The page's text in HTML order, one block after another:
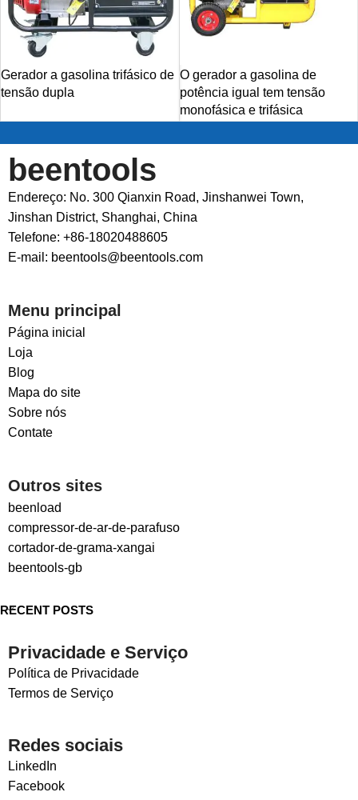
Gerador a gasolina trifásico de
tensão dupla
O gerador a gasolina de
potência igual tem tensão
monofásica e trifásica
beentools
Endereço: No. 300 Qianxin Road, Jinshanwei Town,
Jinshan District, Shanghai, China
Telefone: +86-18020488605
E-mail: beentools@beentools.com
Menu principal
Página inicial
Loja
Blog
Mapa do site
Sobre nós
Contate
Outros sites
beenload
compressor-de-ar-de-parafuso
cortador-de-grama-xangai
beentools-gb
RECENT POSTS
Privacidade e Serviço
Política de Privacidade
Termos de Serviço
Redes sociais
LinkedIn
Facebook